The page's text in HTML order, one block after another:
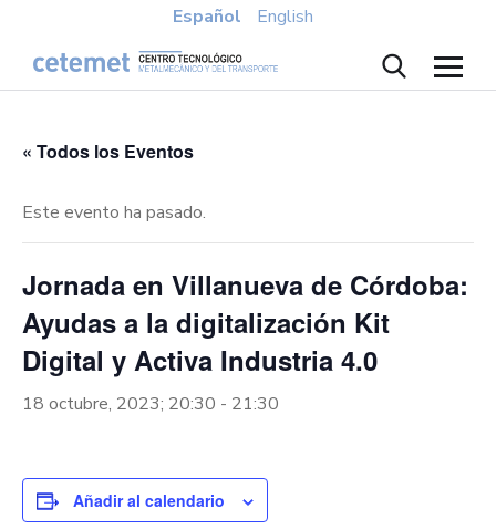
Español English
« Todos los Eventos
Este evento ha pasado.
Jornada en Villanueva de Córdoba:
Ayudas a la digitalización Kit
Digital y Activa Industria 4.0
18 octubre, 2023; 20:30 - 21:30
Añadir al calendario